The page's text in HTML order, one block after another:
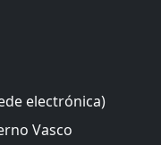
electrónica)
Vasco